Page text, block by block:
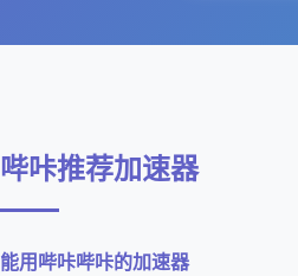
哔咔推荐加速器
能用哔咔哔咔的加速器